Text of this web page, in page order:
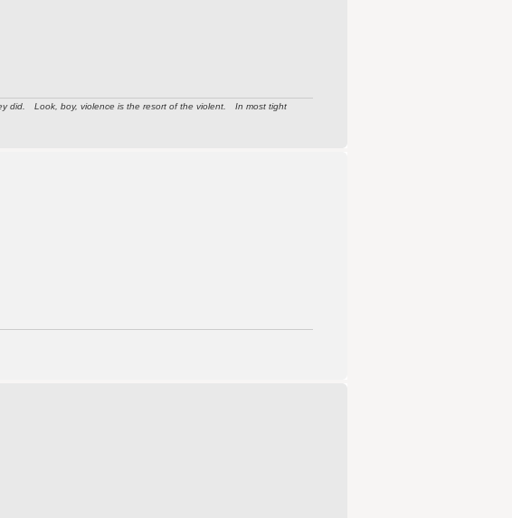
did. Look, boy, violence is the resort of the violent. In most tight